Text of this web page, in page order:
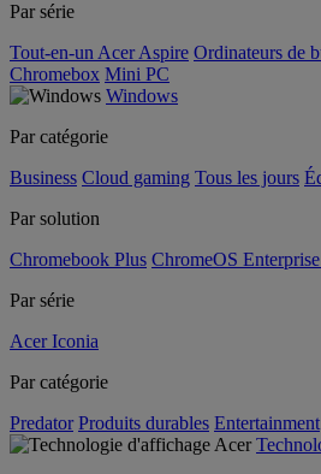
Par série
Tout-en-un Acer Aspire Ordinateurs de
Chromebox Mini PC
Windows
Par catégorie
Business Cloud gaming Tous les jours
Par solution
Chromebook Plus ChromeOS
Par série
Acer Iconia
Par catégorie
Predator Produits durables Entertainment